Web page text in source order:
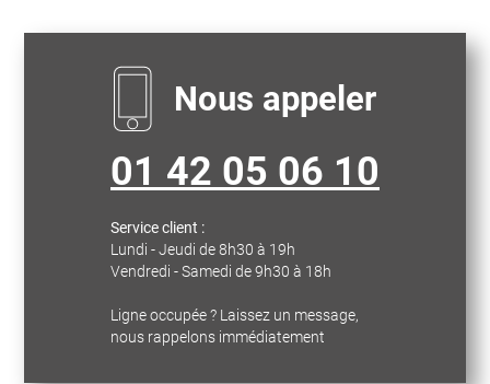
Nous appeler
01 42 05 06 10
Service client :
Lundi - Jeudi de 8h30 à 19h
Vendredi - Samedi de 9h30 à 18h
Ligne occupée ? Laissez un message,
nous rappelons immédiatement